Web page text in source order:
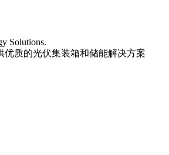
Solutions.
优质的光伏集装箱和储能解决方案